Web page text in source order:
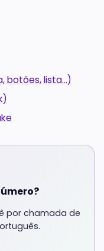
botões, lista…)
por chamada de